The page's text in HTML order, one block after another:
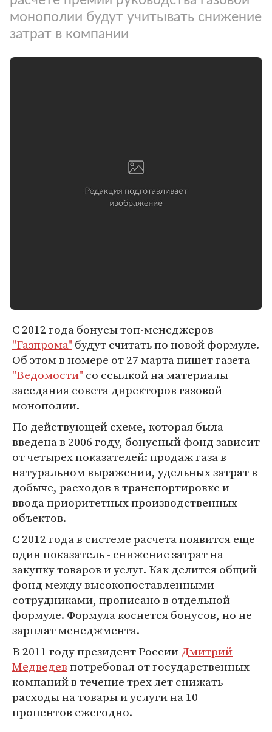
монополии будут учитывать снижение
затрат в компании
С 2012 года бонусы топ-менеджеров
"Газпрома" будут считать по новой формуле.
Об этом в номере от 27 марта пишет газета
"Ведомости" со ссылкой на материалы
заседания совета директоров газовой
монополии.
По действующей схеме, которая была
введена в 2006 году, бонусный фонд зависит
от четырех показателей: продаж газа в
натуральном выражении, удельных затрат в
добыче, расходов в транспортировке и
ввода приоритетных производственных
объектов.
С 2012 года в системе расчета появится еще
один показатель - снижение затрат на
закупку товаров и услуг. Как делится общий
фонд между высокопоставленными
сотрудниками, прописано в отдельной
формуле. Формула коснется бонусов, но не
зарплат менеджмента.
В 2011 году президент РоссииДмитрий
Медведевпотребовал от государственных
компаний в течение трех лет снижать
расходы на товары и услуги на 10
процентов ежегодно.